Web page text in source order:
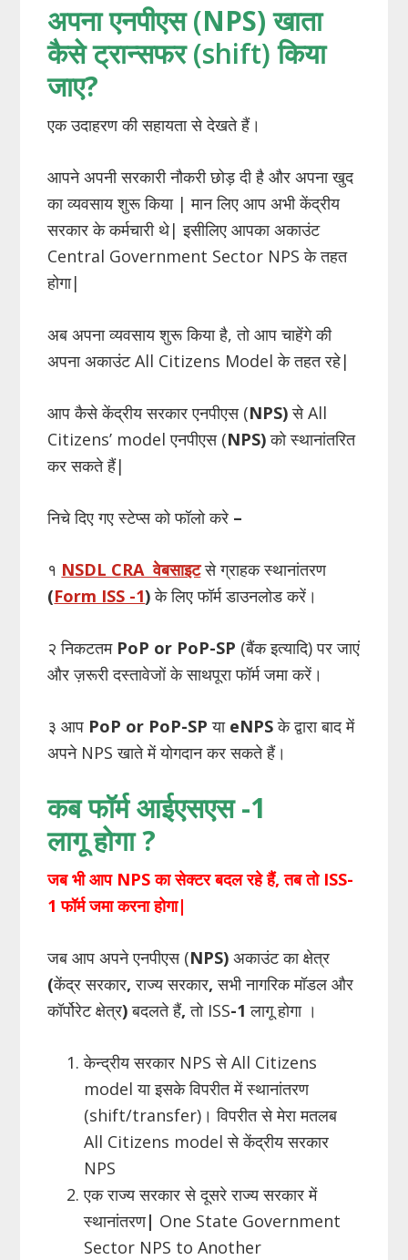
अपना एनपीएस (NPS)खाता
कैसे ट्रान्सफर (shift) किया
जाए?
एक उदाहरण की सहायता से देखते हैं।
आपने अपनी सरकारी नौकरी छोड़ दी है और अपना खुद
का व्यवसाय शुरू किया | मान लिए आप अभी केंद्रीय
सरकार के कर्मचारी थे| इसीलिए आपका अकाउंट
Central Government Sector NPS के तहत
होगा|
अब अपना व्यवसाय शुरू किया है, तो आप चाहेंगे की
अपना अकाउंट All Citizens Model के तहत रहे|
आप कैसे केंद्रीय सरकार एनपीएस (NPS)से All
Citizens’ model एनपीएस (NPS)को स्थानांतरित
कर सकते हैं|
निचे दिए गए स्टेप्स को फॉलो करे –
१ NSDL CRA वेबसाइटसे ग्राहक स्थानांतरण
(Form ISS -1)के लिए फॉर्म डाउनलोड करें।
२ निकटतम PoP or PoP-SP (बैंक इत्यादि) पर जाएं
और ज़रूरी दस्तावेजों के साथपूरा फॉर्म जमा करें।
३ आप PoP or PoP-SP या eNPSके द्वारा बाद में
अपने NPS खाते में योगदान कर सकते हैं।
कब फॉर्म आईएसएस-1
लागू होगा?
जब भी आप NPS का सेक्टर बदल रहे हैं, तब तो ISS-
1 फॉर्म जमा करना होगा|
जब आप अपने एनपीएस (NPS) अकाउंट का क्षेत्र
(केंद्र सरकार,राज्य सरकार,सभी नागरिक मॉडल और
कॉर्पोरेट क्षेत्र)बदलते हैं,तो ISS-1लागू होगा ।
केन्द्रीय सरकार NPS से All Citizens
model या इसके विपरीत में स्थानांतरण
(shift/transfer)। विपरीत से मेरा मतलब
All Citizens model से केंद्रीय सरकार
NPS
एक राज्य सरकार से दूसरे राज्य सरकार में
स्थानांतरण| One State Government
Sector NPS to Another